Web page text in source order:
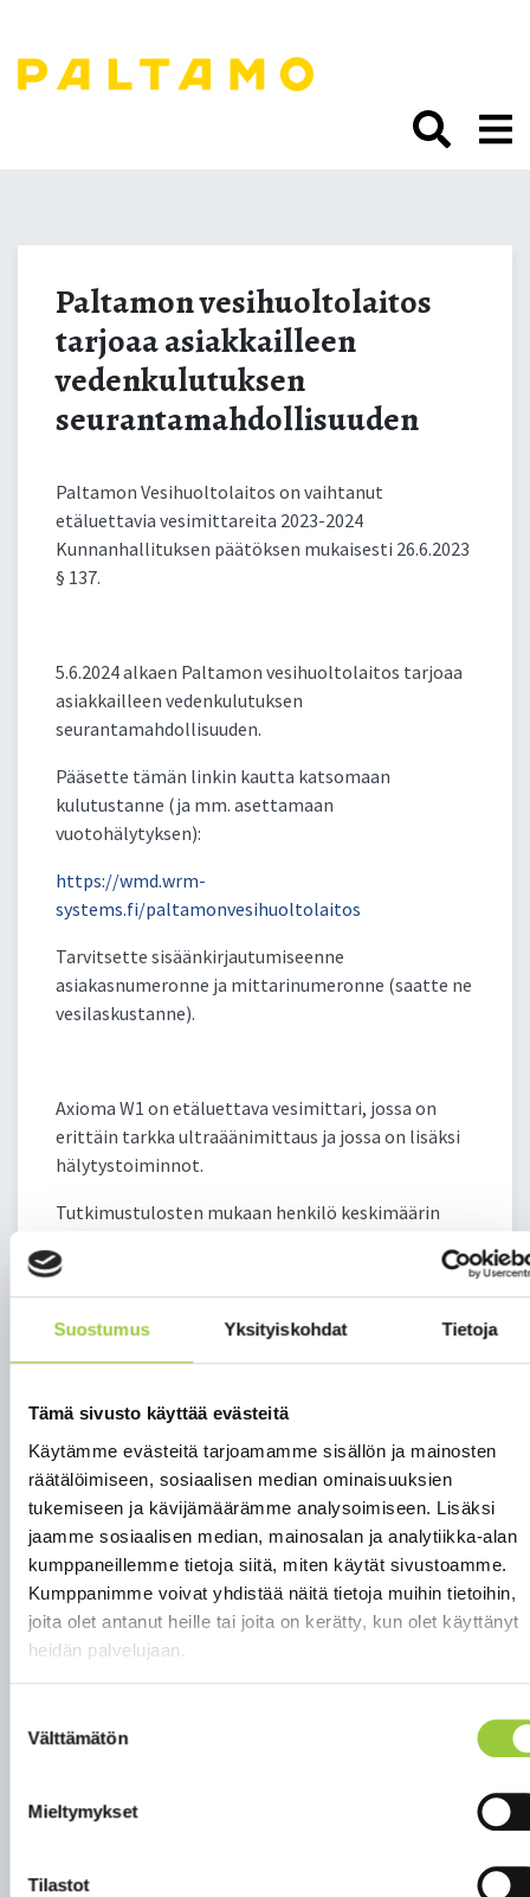
Suostumus Yksityiskohdat Tietoja
Tämä sivusto käyttää evästeitä
Käytämme evästeitä tarjoamamme sisällön ja mainosten
räätälöimiseen, sosiaalisen median ominaisuuksien
tukemiseen ja kävijämäärämme analysoimiseen. Lisäksi
jaamme sosiaalisen median, mainosalan ja analytiikka-alan
kumppaneillemme tietoja siitä, miten käytät sivustoamme.
Kumppanimme voivat yhdistää näitä tietoja muihin tietoihin,
joita olet antanut heille tai joita on kerätty, kun olet käyttänyt
heidän palvelujaan.
valinta
Välttämätön
Mieltymykset
Tilastot
Paltamon
vesihuoltolaitos tarjoaa
asiakkailleen
vedenkulutuksen
seurantamahdollisuuden
Paltamon vesihuoltolaitos
tarjoaa asiakkailleen
vedenkulutuksen
seurantamahdollisuuden
Paltamon Vesihuoltolaitos on vaihtanut
etäluettavia vesimittareita 2023-2024
Kunnanhallituksen päätöksen mukaisesti 26.6.2023
§ 137.
5.6.2024 alkaen Paltamon vesihuoltolaitos tarjoaa
asiakkailleen vedenkulutuksen
seurantamahdollisuuden.
Pääsette tämän linkin kautta katsomaan
kulutustanne (ja mm. asettamaan
vuotohälytyksen):
https://wmd.wrm-
systems.fi/paltamonvesihuoltolaitos
Tarvitsette sisäänkirjautumiseenne
asiakasnumeronne ja mittarinumeronne (saatte ne
vesilaskustanne).
Axioma W1 on etäluettava vesimittari, jossa on
erittäin tarkka ultraäänimittaus ja jossa on lisäksi
hälytystoiminnot.
Tutkimustulosten mukaan henkilö keskimäärin
Vaihtelumäärä on suuri. Henkilökohtaiset
kulutustavat vaikuttavat.
poikkeavuutta, tarkistakaa vesimittari:
Jos kaikki vesipisteenne ovat suljettuina, ja
mittarissa on hetkellistä virtaamaa m3/h;
tarkistakaa vesilaitteenne, onko mahdollisia
vuotoja verkostossa.